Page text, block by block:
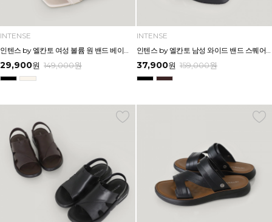
INTENSE
29,900원 149,000원
INTENSE
37,900원 159,000원